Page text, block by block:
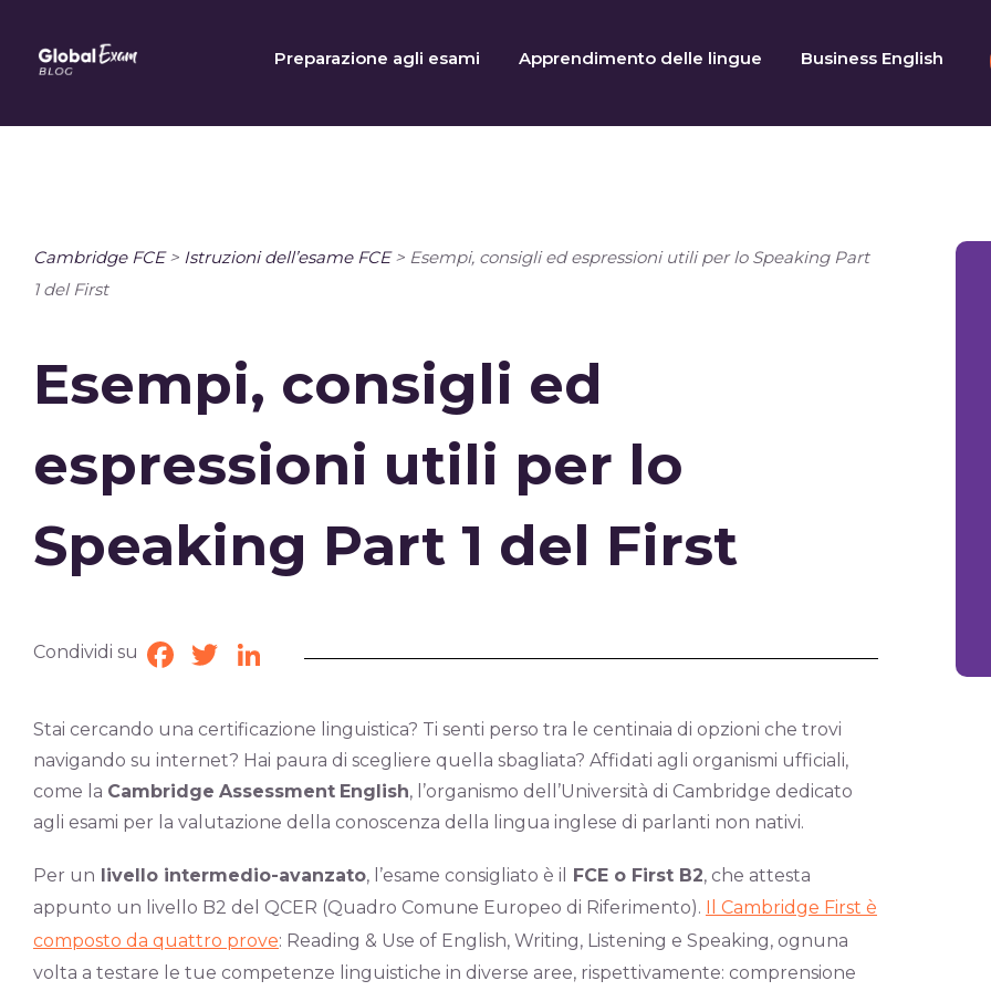
content
Preparazione agli esami Apprendimento delle lingue Business English
Cambridge FCE> Istruzioni dell’esame FCE> Esempi, consigli ed espressioni utili per lo Speaking Part
1 del First
Esempi, consigli ed
espressioni utili per lo
Speaking Part 1 del First
Condividi su Facebook
TwitterLinkedIn
Stai cercando una certificazione linguistica? Ti senti perso tra le centinaia di opzioni che trovi
navigando su internet? Hai paura di scegliere quella sbagliata? Affidati agli organismi ufficiali,
come la Cambridge Assessment English, l’organismo dell’Università di Cambridge dedicato
agli esami per la valutazione della conoscenza della lingua inglese di parlanti non nativi.
Per un livello intermedio-avanzato, l’esame consigliato è il FCE o First B2, che attesta
appunto un livello B2 del QCER (Quadro Comune Europeo di Riferimento). Il Cambridge First è
composto da quattro prove: Reading & Use of English, Writing, Listening e Speaking, ognuna
volta a testare le tue competenze linguistiche in diverse aree, rispettivamente: comprensione